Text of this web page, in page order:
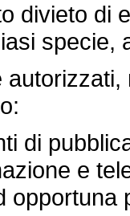
di
di
e
opportuna